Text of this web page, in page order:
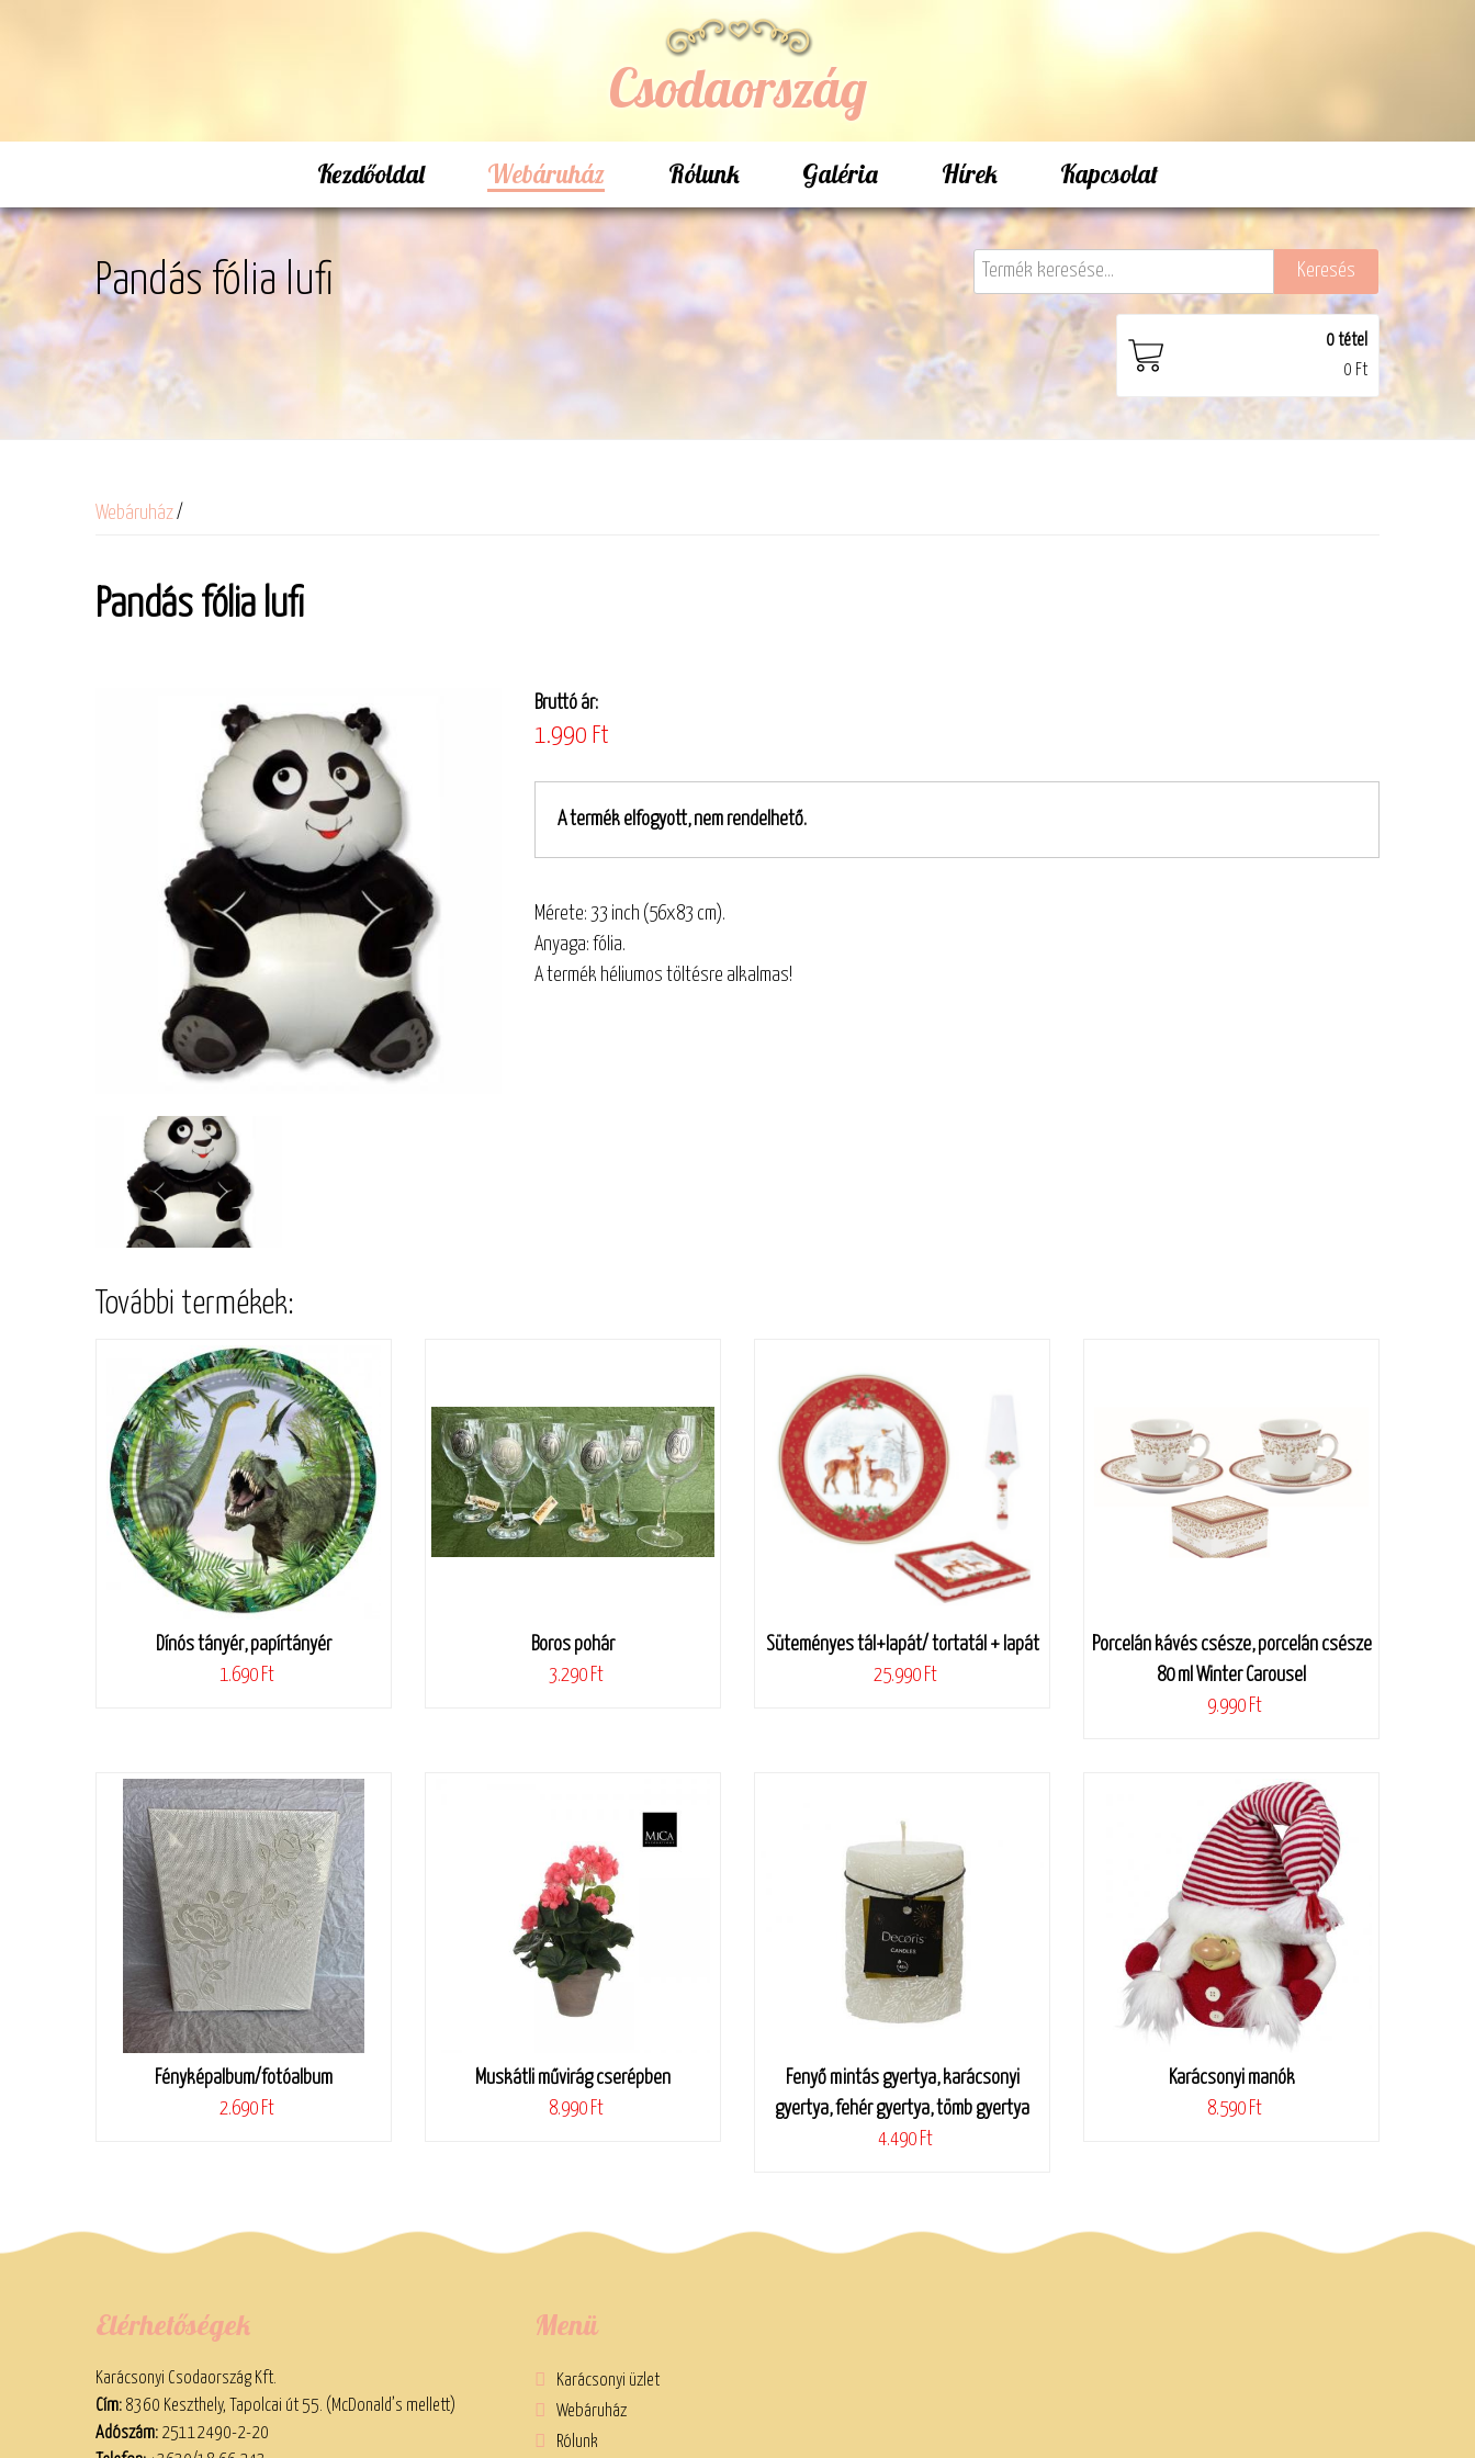
Csodaország
Kezdőoldal Webáruház Rólunk Galéria Hírek Kapcsolat
Pandás fólia lufi
0tétel
0 Ft
Webáruház/
Pandás fólia lufi
Bruttó ár:
1.990 Ft
A termék elfogyott, nem rendelhető.
Mérete: 33 inch (56x83 cm).
Anyaga: fólia.
A termék héliumos töltésre alkalmas!
További termékek:
Dínós tányér, papírtányér
1.690 Ft
Boros pohár
3.290 Ft
Süteményes tál+lapát/ tortatál + lapát
25.990 Ft
Porcelán kávés csésze, porcelán csésze
80 ml Winter Carousel
9.990 Ft
Fényképalbum/fotóalbum
2.690 Ft
Muskátli művirág cserépben
8.990 Ft
Fenyő mintás gyertya, karácsonyi
gyertya, fehér gyertya, tömb gyertya
4.490 Ft
Karácsonyi manók
8.590 Ft
Elérhetőségek
Karácsonyi Csodaország Kft.
Cím: 8360 Keszthely, Tapolcai út 55. (McDonald’s mellett)
Adószám: 25112490-2-20
Menü
Karácsonyi üzlet
Webáruház
Rólunk